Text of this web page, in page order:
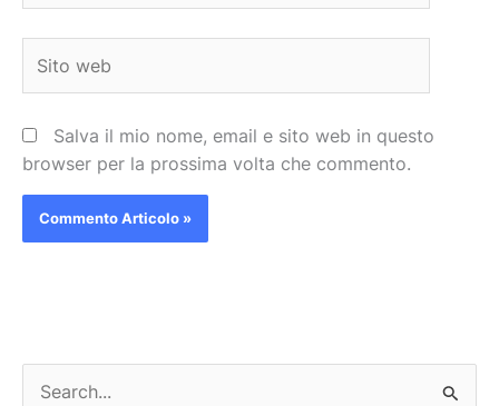
web
Salva il mio nome, email e sito web in questo
browser per la prossima volta che commento.